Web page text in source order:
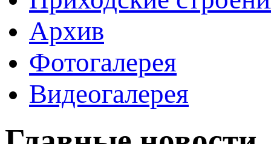
Архив
Фотогалерея
Видеогалерея